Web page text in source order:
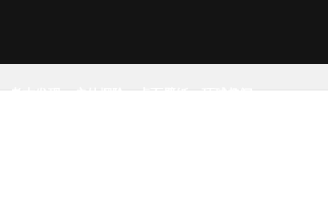
考古发现 户外探险 桌面壁纸 环球趣闻